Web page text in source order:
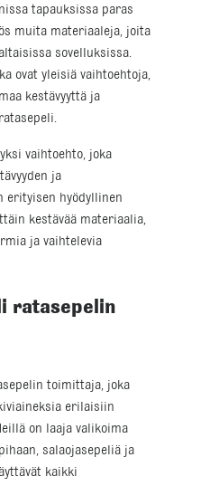
tapauksissa paras
muita materiaaleja, joita
sovelluksissa.
ovat yleisiä vaihtoehtoja,
kestävyyttä ja
vaihtoehto, joka
ja
erityisen hyödyllinen
kestävää materiaalia,
ja vaihtelevia
ratasepelin
toimittaja, joka
erilaisiin
on laaja valikoima
salaojasepeliä ja
kaikki